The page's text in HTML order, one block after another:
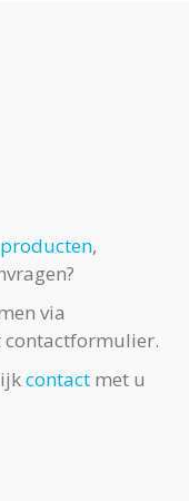
producten,
via
contactformulier.
contact met u